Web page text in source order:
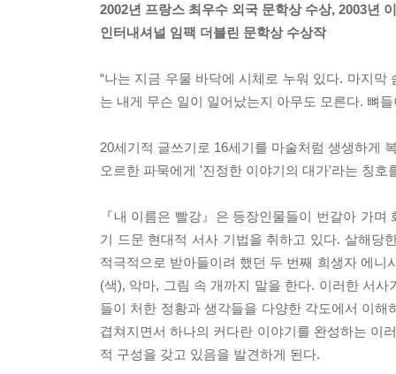
2002년 프랑스 최우수 외국 문학상 수상, 2003년
인터내셔널 임팩 더블린 문학상 수상작
“나는 지금 우물 바닥에 시체로 누워 있다. 마지
는 내게 무슨 일이 일어났는지 아무도 모른다. 뼈
20세기적 글쓰기로 16세기를 마술처럼 생생하게
오르한 파묵에게 '진정한 이야기의 대가'라는 칭호
『내 이름은 빨강』은 등장인물들이 번갈아 가
기 드문 현대적 서사 기법을 취하고 있다. 살해당
적극적으로 받아들이려 했던 두 번째 희생자 에
(색), 악마, 그림 속 개까지 말을 한다. 이러한 서
들이 처한 정황과 생각들을 다양한 각도에서 이
겹쳐지면서 하나의 커다란 이야기를 완성하는 이
적 구성을 갖고 있음을 발견하게 된다.